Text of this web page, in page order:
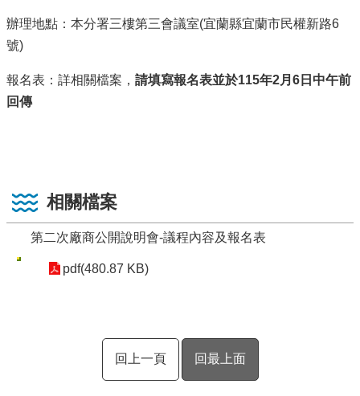
辦理地點：本分署三樓第三會議室(宜蘭縣宜蘭市民權新路6
號)
報名表：詳相關檔案， 請填寫報名表並於115年2月6日中午前
回傳
相關檔案
第二次廠商公開說明會-議程內容及報名表
pdf(480.87 KB)
回上一頁 回最上面